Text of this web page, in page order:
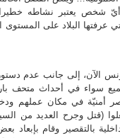
شخص يعتبر نشاطه
عرفتها البلاد على
الآن، إلى جانب عدم
سواء في أحداث متحف
أمنيّة في مكان عملهم
(قتل وجرح العديد من
بالتقصير وقام